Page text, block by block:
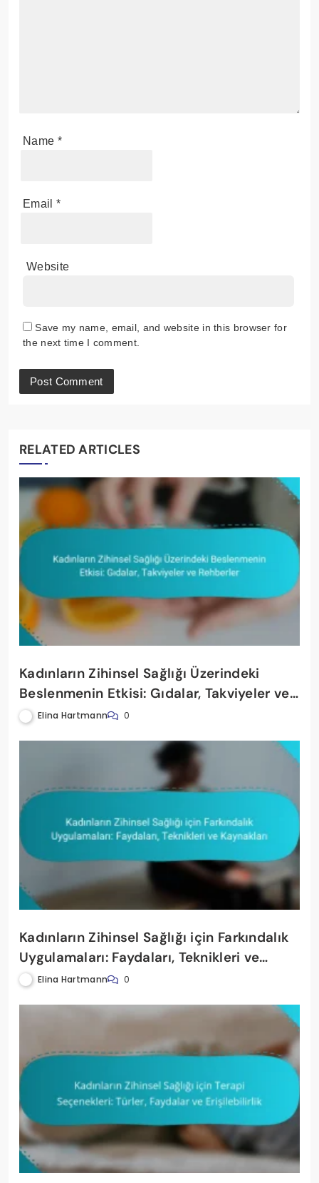
Name *
Email *
Website
Save my name, email, and website in this browser for
the next time I comment.
RELATED ARTICLES
Kadınların Zihinsel Sağlığı Üzerindeki
Beslenmenin Etkisi: Gıdalar, Takviyeler ve
Rehberler
Elina Hartmann 0
Kadınların Zihinsel Sağlığı için Farkındalık
Uygulamaları: Faydaları, Teknikleri ve
Kaynakları
Elina Hartmann 0